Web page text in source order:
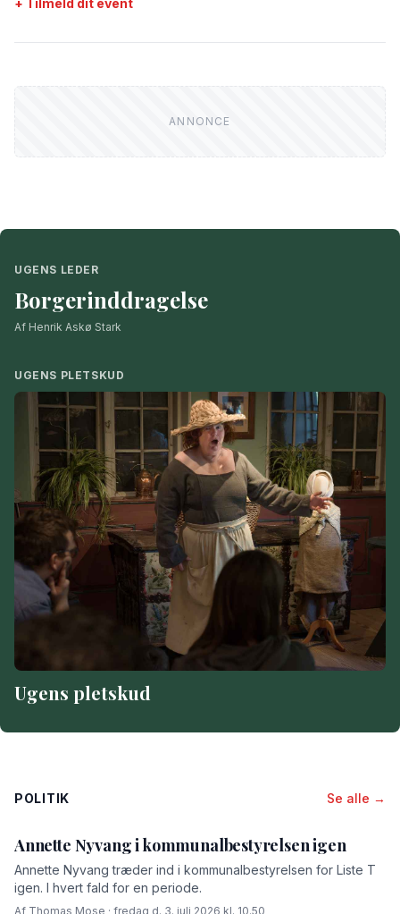
+ Tilmeld dit event
UGENS LEDER
Borgerinddragelse
Af Henrik Askø Stark
UGENS PLETSKUD
Ugens pletskud
POLITIK Se alle →
Annette Nyvang i kommunalbestyrelsen igen
Annette Nyvang træder ind i kommunalbestyrelsen for Liste T
igen. I hvert fald for en periode.
Af Thomas Mose · fredag d. 3. juli 2026 kl. 10.50